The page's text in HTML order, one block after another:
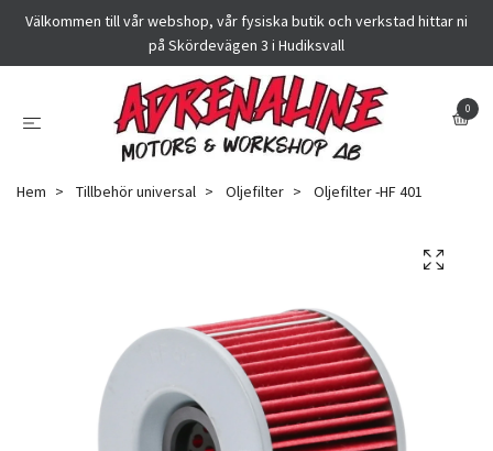
Välkommen till vår webshop, vår fysiska butik och verkstad hittar ni
på Skördevägen 3 i Hudiksvall
0
Hem Tillbehör universal Oljefilter Oljefilter -HF 401